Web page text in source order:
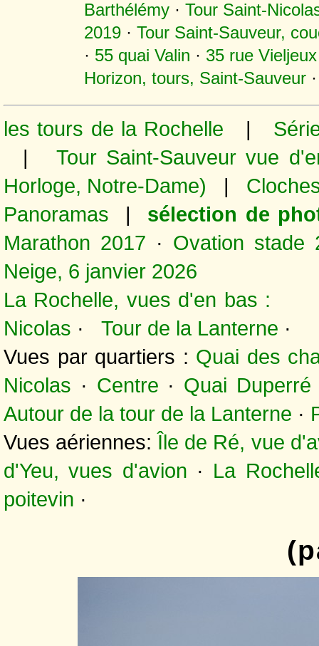
Barthélémy · Tour Saint-
2019 · Tour Saint-Sauveur,
· 55 quai Valin · 35 rue Vieljeux
Horizon, tours, Saint-Sauveur ·
les tours de la Rochelle |
| Tour Saint-Sauveur vue
Horloge, Notre-Dame) |
Panoramas
| sélection de
Marathon 2017 · Ovation stade
Neige, 6 janvier 2026
La Rochelle, vues d'en
Nicolas · Tour de la Lanterne ·
Vues par quartiers : Quai des
Nicolas · Centre · Quai Duperré
Autour de la tour de la Lanterne ·
Vues aériennes: Île de Ré, vue
d'Yeu, vues d'avion · La
poitevin ·